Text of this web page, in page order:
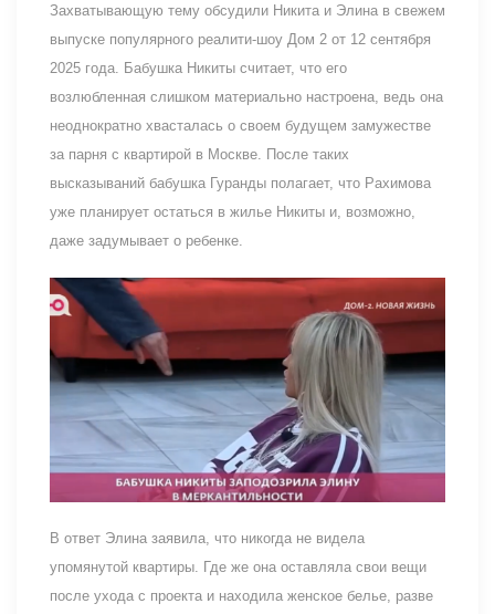
Захватывающую тему обсудили Никита и Элина в свежем
выпуске популярного реалити-шоу Дом 2 от 12 сентября
2025 года. Бабушка Никиты считает, что его
возлюбленная слишком материально настроена, ведь она
неоднократно хвасталась о своем будущем замужестве
за парня с квартирой в Москве. После таких
высказываний бабушка Гуранды полагает, что Рахимова
уже планирует остаться в жилье Никиты и, возможно,
даже задумывает о ребенке.
В ответ Элина заявила, что никогда не видела
упомянутой квартиры. Где же она оставляла свои вещи
после ухода с проекта и находила женское белье, разве